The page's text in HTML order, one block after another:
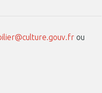
ou